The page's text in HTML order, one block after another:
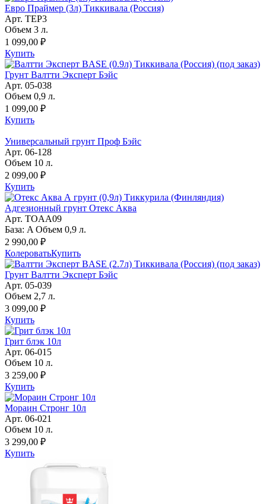
Евро Праймер (3л) Тиккивала (Россия)
Арт. TEP3
Объем 3 л.
1 099,00 ₽
Купить
Грунт Валтти Эксперт Бэйс
Арт. 05-038
Объем 0,9 л.
1 099,00 ₽
Купить
Универсальный грунт Проф Бэйс
Арт. 06-128
Объем 10 л.
2 099,00 ₽
Купить
Адгезионный грунт Отекс Аква
Арт. TOAA09
База: A Объем 0,9 л.
2 990,00 ₽
КолероватьКупить
Грунт Валтти Эксперт Бэйс
Арт. 05-039
Объем 2,7 л.
3 099,00 ₽
Купить
Грит блэк 10л
Арт. 06-015
Объем 10 л.
3 259,00 ₽
Купить
Мораин Стронг 10л
Арт. 06-021
Объем 10 л.
3 299,00 ₽
Купить